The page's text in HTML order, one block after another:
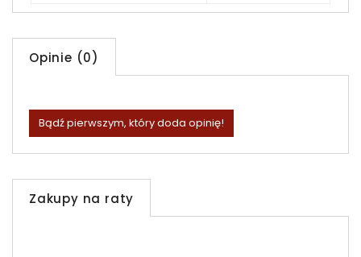
Opinie (0)
Bądź pierwszym, który doda opinię!
Zakupy na raty